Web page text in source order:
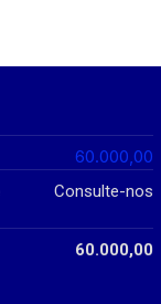
60.000,00
Consulte-nos
60.000,00